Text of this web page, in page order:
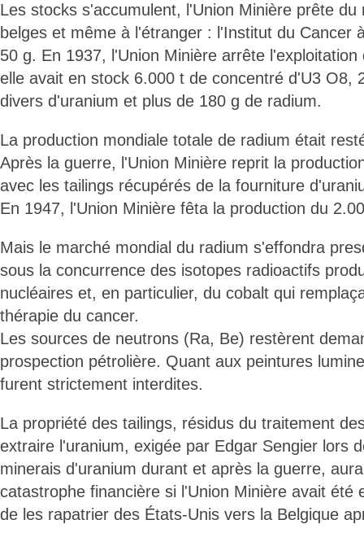
Les stocks s'accumulent, l'Union Minière prête du
belges et même à l'étranger : l'Institut du Cancer
50 g. En 1937, l'Union Minière arrête
elle avait en stock 6.000 t de concentré d'U3 O8,
divers d'uranium et plus de 180 g de radium.
La production mondiale totale de radium était
Après la guerre, l'Union Minière reprit la
avec les tailings récupérés de la fourniture
En 1947, l'Union Minière fêta la production du
Mais le marché mondial du radium s'effondra
sous la concurrence des isotopes radioactifs
nucléaires et, en particulier, du cobalt qui
thérapie du cancer.
Les sources de neutrons (Ra, Be) restèrent
prospection pétrolière. Quant aux peintures
furent strictement interdites.
La propriété des tailings, résidus du traitement
extraire l'uranium, exigée par Edgar Sengier lors
minerais d'uranium durant et après la guerre,
catastrophe financière si l'Union Minière avait été
de les rapatrier des États-Unis vers la Belgique